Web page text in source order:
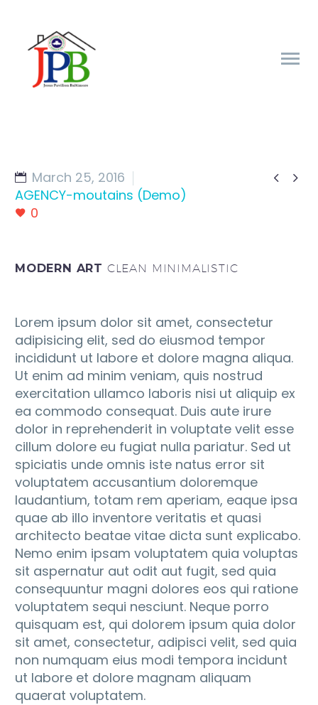
 
March 25, 2016
AGENCY-moutains (Demo)
0
MODERN ART CLEAN MINIMALISTIC
Lorem ipsum dolor sit amet, consectetur
adipisicing elit, sed do eiusmod tempor
incididunt ut labore et dolore magna aliqua.
Ut enim ad minim veniam, quis nostrud
exercitation ullamco laboris nisi ut aliquip ex
ea commodo consequat. Duis aute irure
dolor in reprehenderit in voluptate velit esse
cillum dolore eu fugiat nulla pariatur. Sed ut
spiciatis unde omnis iste natus error sit
voluptatem accusantium doloremque
laudantium, totam rem aperiam, eaque ipsa
quae ab illo inventore veritatis et quasi
architecto beatae vitae dicta sunt explicabo.
Nemo enim ipsam voluptatem quia voluptas
sit aspernatur aut odit aut fugit, sed quia
consequuntur magni dolores eos qui ratione
voluptatem sequi nesciunt. Neque porro
quisquam est, qui dolorem ipsum quia dolor
sit amet, consectetur, adipisci velit, sed quia
non numquam eius modi tempora incidunt
ut labore et dolore magnam aliquam
quaerat voluptatem.